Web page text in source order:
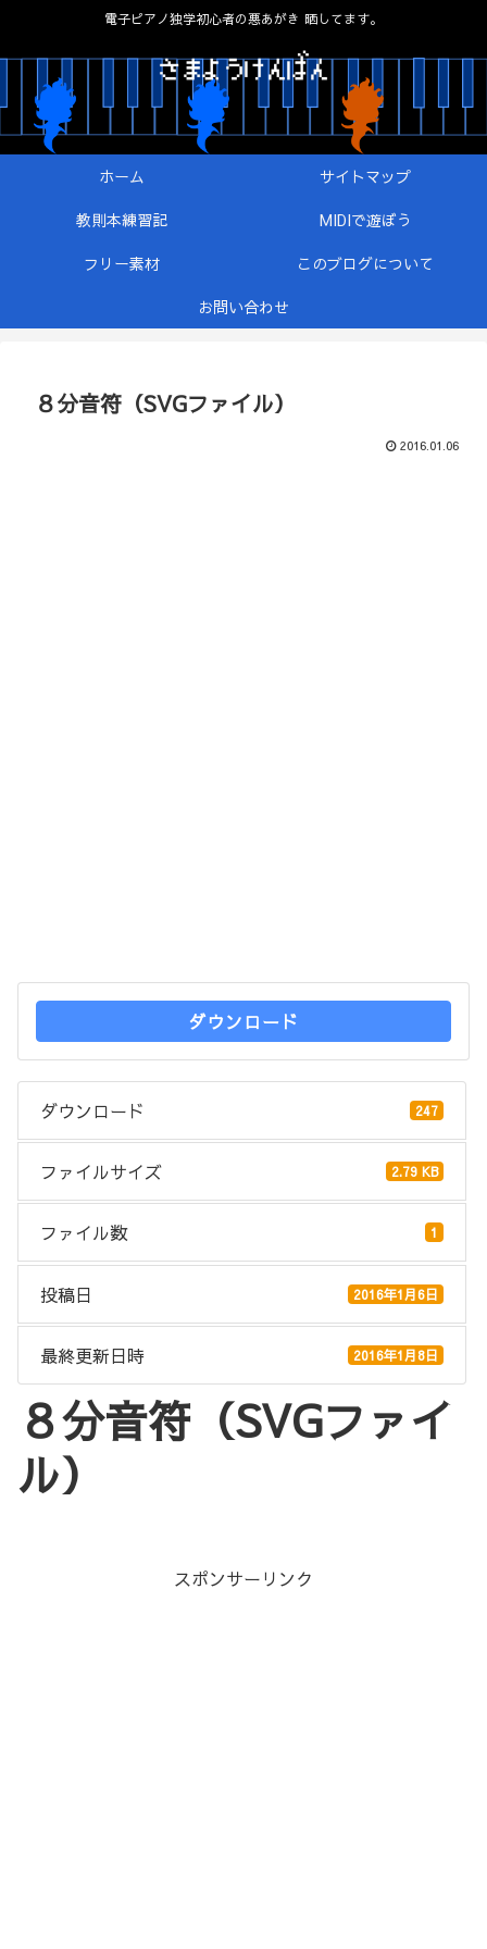
電子ピアノ独学初心者の悪あがき 晒してます。
ホーム
サイトマップ
教則本練習記
MIDIで遊ぼう
フリー素材
このブログについて
お問い合わせ
８分音符（SVGファイル）
2016.01.06
ダウンロード
ダウンロード 247
ファイルサイズ 2.79 KB
ファイル数 1
投稿日 2016年1月6日
最終更新日時 2016年1月8日
８分音符（SVGファイ
ル）
スポンサーリンク